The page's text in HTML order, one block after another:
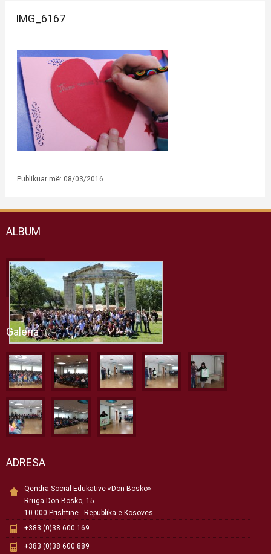
IMG_6167
Publikuar më: 08/03/2016
ALBUM
Galeria
ADRESA
Qendra Social-Edukative «Don Bosko»
Rruga Don Bosko, 15
10 000 Prishtinë - Republika e Kosovës
+383 (0)38 600 169
+383 (0)38 600 889